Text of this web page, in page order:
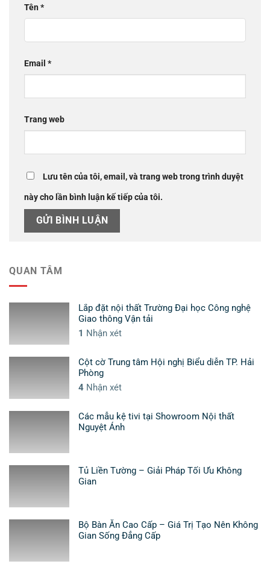
Tên*
Email *
Trang web
Lưu tên của tôi, email, và trang web trong trình duyệt
này cho lần bình luận kế tiếp của tôi.
QUAN TÂM
Lắp đặt nội thất Trường Đại học Công nghệ
Giao thông Vận tải
1 Nhận xét
Cột cờ Trung tâm Hội nghị Biểu diễn TP. Hải
Phòng
4 Nhận xét
Các mẫu kệ tivi tại Showroom Nội thất
Nguyệt Ánh
Tủ Liền Tường – Giải Pháp Tối Ưu Không
Gian
Bộ Bàn Ăn Cao Cấp – Giá Trị Tạo Nên Không
Gian Sống Đẳng Cấp